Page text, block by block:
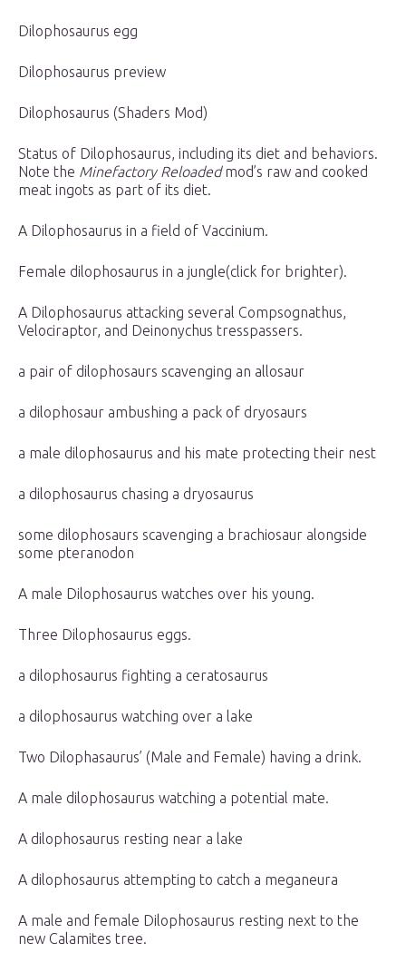
Dilophosaurus egg
Dilophosaurus preview
Dilophosaurus (Shaders Mod)
Status of Dilophosaurus, including its diet and behaviors.
Note the Minefactory Reloadedmod’s raw and cooked
meat ingots as part of its diet.
A Dilophosaurus in a field of Vaccinium.
Female dilophosaurus in a jungle(click for brighter).
A Dilophosaurus attacking several Compsognathus,
Velociraptor, and Deinonychus tresspassers.
a pair of dilophosaurs scavenging an allosaur
a dilophosaur ambushing a pack of dryosaurs
a male dilophosaurus and his mate protecting their nest
a dilophosaurus chasing a dryosaurus
some dilophosaurs scavenging a brachiosaur alongside
some pteranodon
A male Dilophosaurus watches over his young.
Three Dilophosaurus eggs.
a dilophosaurus fighting a ceratosaurus
a dilophosaurus watching over a lake
Two Dilophasaurus’ (Male and Female) having a drink.
A male dilophosaurus watching a potential mate.
A dilophosaurus resting near a lake
A dilophosaurus attempting to catch a meganeura
A male and female Dilophosaurus resting next to the
new Calamites tree.